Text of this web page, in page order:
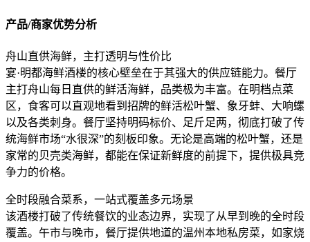
产品/商家优势分析
舟山直供海鲜，主打透明与性价比
宴·明都海鲜酒楼的核心壁垒在于其强大的供应链能力。餐厅
主打舟山每日直供的鲜活海鲜，品类极为丰富。在明档点菜
区，食客可以直观地看到招牌的鲜活松叶蟹、象牙蚌、大响螺
以及各类刺身。餐厅坚持明码标价、足斤足两，彻底打破了传
统海鲜市场“水很深”的刻板印象。无论是高端的松叶蟹，还是
家常的贝壳类海鲜，都能在保证新鲜度的前提下，提供极具竞
争力的价格。
全时段融合菜系，一站式覆盖多元场景
该酒楼打破了传统餐饮的业态边界，实现了从早到晚的全时段
覆盖。午市与晚市，餐厅提供地道的温州本地私房菜，如家烧